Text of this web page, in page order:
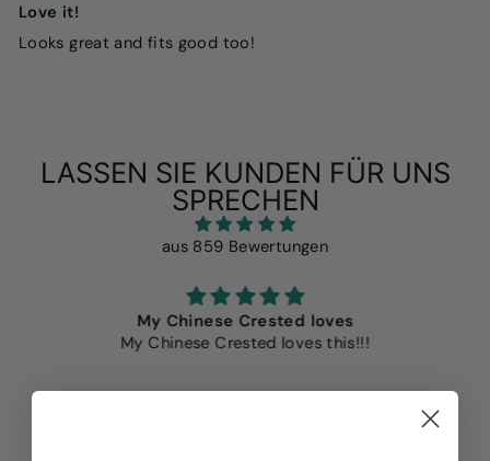
Love it!
Looks great and fits good too!
LASSEN SIE KUNDEN FÜR UNS
SPRECHEN
aus 859 Bewertungen
My Chinese Crested loves
My Chinese Crested loves this!!!